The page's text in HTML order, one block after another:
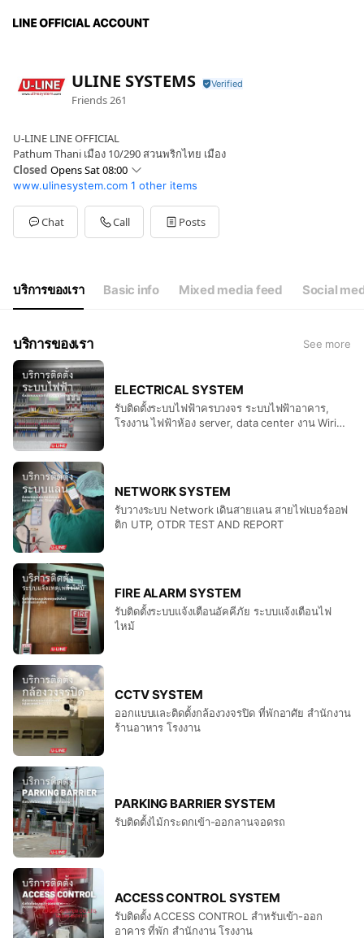
ULINE SYSTEMS
Friends 261
U-LINE LINE OFFICIAL
Pathum Thani เมือง 10/290 สวนพริกไทย เมือง
Closed Opens Sat 08:00
SunClosed
Mon08:00 - 18:00
Tue08:00 - 18:00
Wed08:00 - 18:00
Sat
www.ulinesystem.com 1 other items
Chat Call Posts
บริการของเรา Basic info Mixed media feed Social
บริการของเรา See more
ELECTRICAL SYSTEM
รับติดตั้งระบบไฟฟ้าครบวงจร ระบบไฟฟ้าอาคาร,
โรงงาน ไฟฟ้าห้อง server, data center งาน Wiring
NETWORK SYSTEM
รับวางระบบ Network เดินสายแลน สายไฟเบอร์ออฟ
ติก UTP, OTDR TEST AND REPORT
FIRE ALARM SYSTEM
รับติดตั้งระบบแจ้งเตือนอัคคีภัย ระบบแจ้งเตือนไฟ
ไหม้
CCTV SYSTEM
ออกแบบและติดตั้งกล้องวงจรปิด ที่พักอาศัย สำนักงาน
ร้านอาหาร โรงงาน
PARKING BARRIER SYSTEM
รับติดตั้งไม้กระดกเข้า-ออกลานจอดรถ
ACCESS CONTROL SYSTEM
รับติดตั้ง ACCESS CONTROL สำหรับเข้า-ออก
อาคาร ที่พัก สำนักงาน โรงงาน